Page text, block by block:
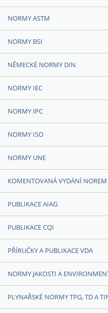
NORMY ASTM
NORMY BSI
NĚMECKÉ NORMY DIN
NORMY IEC
NORMY IPC
NORMY ISO
NORMY UNE
KOMENTOVANÁ VYDÁNÍ
PUBLIKACE AIAG
PUBLIKACE CQI
PŘÍRUČKY A PUBLIKACE VDA
NORMY JAKOSTI A
PLYNAŘSKÉ NORMY TPG, TD A